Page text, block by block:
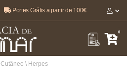
Portes Grátis a partir de 100€
0
\ Herpes